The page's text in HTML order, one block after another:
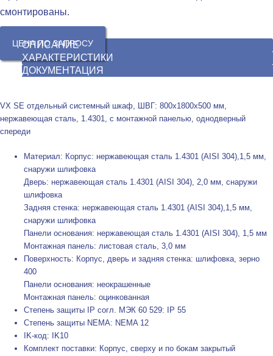
смонтированы.
ЦЕНА ПО ЗАПРОСУ
ОПИСАНИЕ
ХАРАКТЕРИСТИКИ
ДОКУМЕНТАЦИЯ
VX SE отдельный системный шкаф, ШВГ: 800x1800x500 мм,
нержавеющая сталь, 1.4301, с монтажной панелью, однодверный
спереди
Материал: Корпус: нержавеющая сталь 1.4301 (AISI 304),1,5 мм,
снаружи шлифовка
Дверь: нержавеющая сталь 1.4301 (AISI 304), 2,0 мм, снаружи
шлифовка
Задняя стенка: нержавеющая сталь 1.4301 (AISI 304),1,5 мм,
снаружи шлифовка
Панели основания: нержавеющая сталь 1.4301 (AISI 304), 1,5 мм
Монтажная панель: листовая сталь, 3,0 мм
Поверхность: Корпус, дверь и задняя стенка: шлифовка, зерно
400
Панели основания: неокрашенные
Монтажная панель: оцинкованная
Степень защиты IP согл. МЭК 60 529: IP 55
Степень защиты NEMA: NEMA 12
IK-код: IK10
Комплект поставки: Корпус, сверху и по бокам закрытый